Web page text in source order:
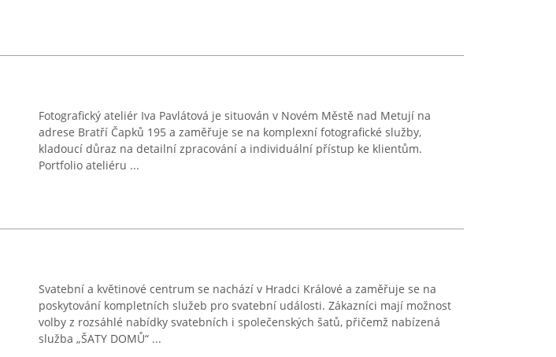
Fotografický ateliér Iva Pavlátová je situován v Novém Městě nad Metují na
adrese Bratří Čapků 195 a zaměřuje se na komplexní fotografické služby,
kladoucí důraz na detailní zpracování a individuální přístup ke klientům.
Portfolio ateliéru ...
Svatební a květinové centrum se nachází v Hradci Králové a zaměřuje se na
poskytování kompletních služeb pro svatební události. Zákazníci mají možnost
volby z rozsáhlé nabídky svatebních i společenských šatů, přičemž nabízená
služba „ŠATY DOMŮ“ ...